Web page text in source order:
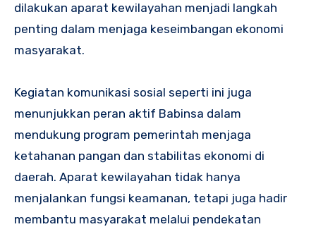
dilakukan aparat kewilayahan menjadi langkah
penting dalam menjaga keseimbangan ekonomi
masyarakat.
Kegiatan komunikasi sosial seperti ini juga
menunjukkan peran aktif Babinsa dalam
mendukung program pemerintah menjaga
ketahanan pangan dan stabilitas ekonomi di
daerah. Aparat kewilayahan tidak hanya
menjalankan fungsi keamanan, tetapi juga hadir
membantu masyarakat melalui pendekatan